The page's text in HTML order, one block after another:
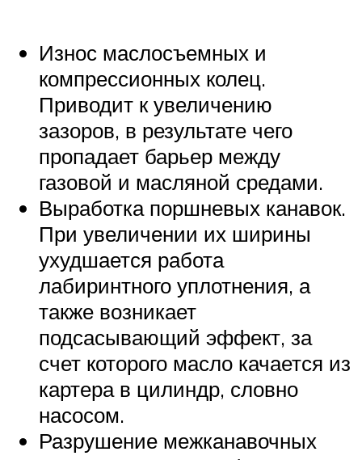
Износ маслосъемных и
компрессионных колец.
Приводит к увеличению
зазоров, в результате чего
пропадает барьер между
газовой и масляной средами.
Выработка поршневых канавок.
При увеличении их ширины
ухудшается работа
лабиринтного уплотнения, а
также возникает
подсасывающий эффект, за
счет которого масло качается из
картера в цилиндр, словно
насосом.
Разрушение межканавочных